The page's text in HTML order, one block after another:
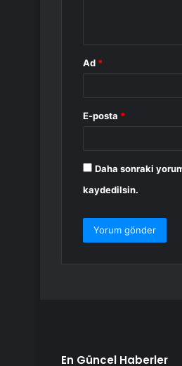
Ad *
E-posta *
Daha sonraki
kaydedilsin.
En Güncel Haberler